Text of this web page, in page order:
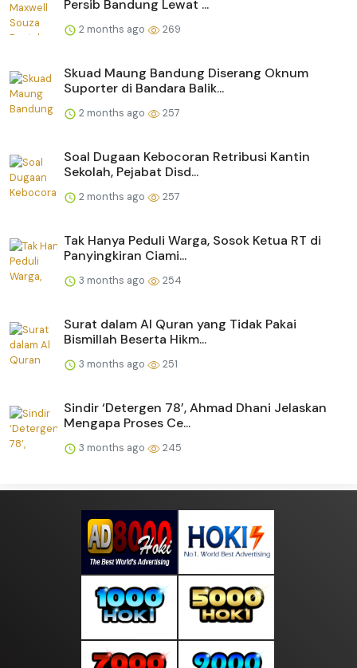
Persib Bandung Lewat ...
2 months ago 269
Skuad Maung Bandung Diserang Oknum
Suporter di Bandara Balik...
2 months ago 257
Soal Dugaan Kebocoran Retribusi Kantin
Sekolah, Pejabat Disd...
2 months ago 257
Tak Hanya Peduli Warga, Sosok Ketua RT di
Panyingkiran Ciami...
3 months ago 254
Surat dalam Al Quran yang Tidak Pakai
Bismillah Beserta Hikm...
3 months ago 251
Sindir ‘Detergen 78’, Ahmad Dhani Jelaskan
Mengapa Proses Ce...
3 months ago 245